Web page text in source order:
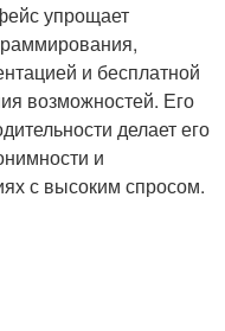
упрощает
и бесплатной
возможностей. Его
делает его
и
с высоким спросом.